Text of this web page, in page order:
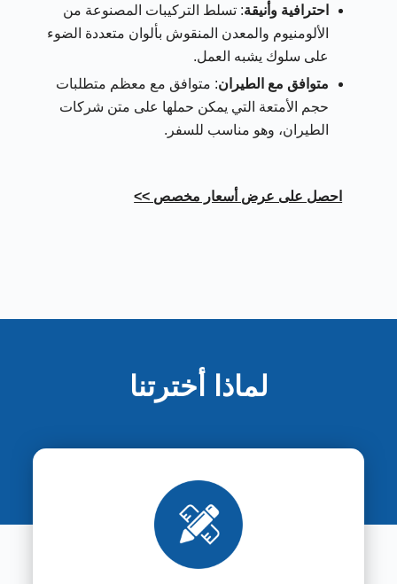
احترافية وأنيقة: تسلط التركيبات المصنوعة من
الألومنيوم والمعدن المنقوش بألوان متعددة الضوء
على سلوك يشبه العمل.
متوافق مع الطيران: متوافق مع معظم متطلبات
حجم الأمتعة التي يمكن حملها على متن شركات
الطيران، وهو مناسب للسفر.
احصل على عرض أسعار مخصص >>
لماذا أخترتنا